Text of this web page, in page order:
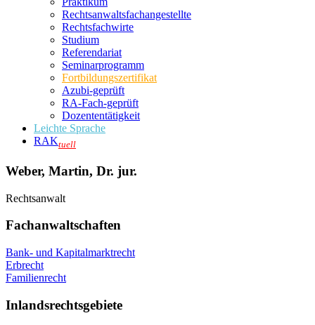
Rechtsanwalts­fachangestellte
Rechtsfachwirte
Studium
Referendariat
Seminarprogramm
Fortbildungszertifikat
Azubi-geprüft
RA-Fach-geprüft
Dozententätigkeit
Leichte Sprache
RAKtuell
Weber, Martin, Dr. jur.
Rechtsanwalt
Fachanwaltschaften
Bank- und Kapitalmarktrecht
Erbrecht
Familienrecht
Inlandsrechtsgebiete